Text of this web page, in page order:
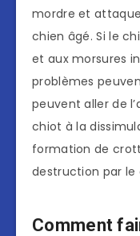
mordre et
chien âgé. Si le
et aux morsures
problèmes
peuvent aller de
chiot à la
formation de
destruction par le
Comment